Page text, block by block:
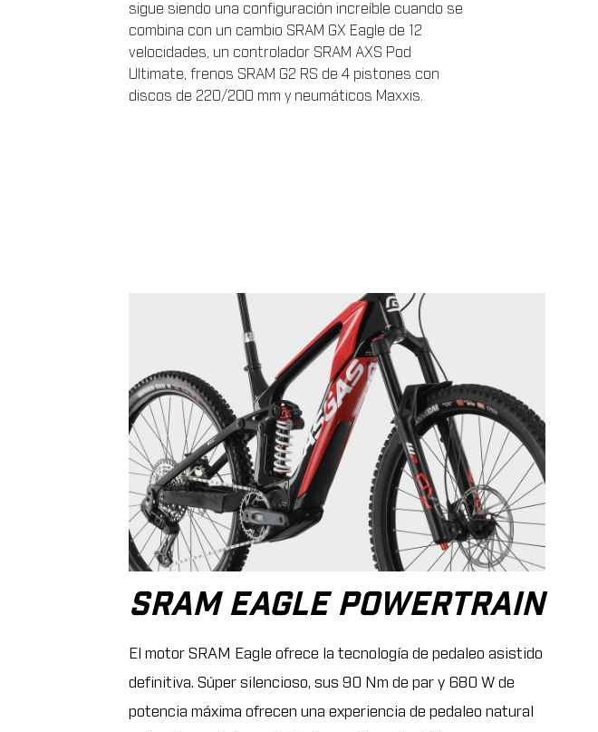
sigue siendo una configuración increíble cuando se
combina con un cambio SRAM GX Eagle de 12
velocidades, un controlador SRAM AXS Pod
Ultimate, frenos SRAM G2 RS de 4 pistones con
discos de 220/200 mm y neumáticos Maxxis.
SRAM EAGLE POWERTRAIN
El motor SRAM Eagle ofrece la tecnología de pedaleo asistido
definitiva. Súper silencioso, sus 90 Nm de par y 680 W de
potencia máxima ofrecen una experiencia de pedaleo natural